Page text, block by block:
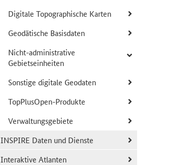
Digitale Topographische Karten
Geodätische Basisdaten
Nicht-administrative
Gebietseinheiten
Sonstige digitale Geodaten
TopPlusOpen-Produkte
Verwaltungsgebiete
INSPIRE Daten und Dienste
Interaktive Atlanten